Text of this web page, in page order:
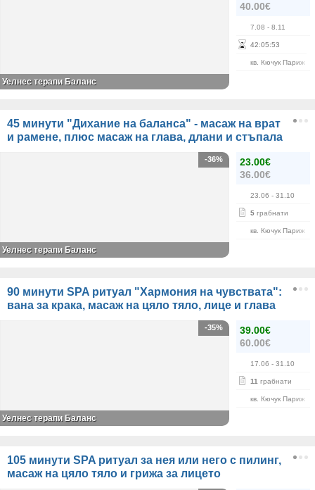
40.00€
7.08 - 8.11
42:05:52
кв. Кючук Париж
Уелнес терапи Баланс
45 минути "Дихание на баланса" - масаж на врат
и рамене, плюс масаж на глава, длани и стъпала
23.00€
36.00€
23.06 - 31.10
5 грабнати
кв. Кючук Париж
-36%
Уелнес терапи Баланс
90 минути SPA ритуал "Хармония на чувствата":
вана за крака, масаж на цяло тяло, лице и глава
39.00€
60.00€
17.06 - 31.10
11 грабнати
кв. Кючук Париж
-35%
Уелнес терапи Баланс
105 минути SPA ритуал за нея или него с пилинг,
масаж на цяло тяло и грижа за лицето